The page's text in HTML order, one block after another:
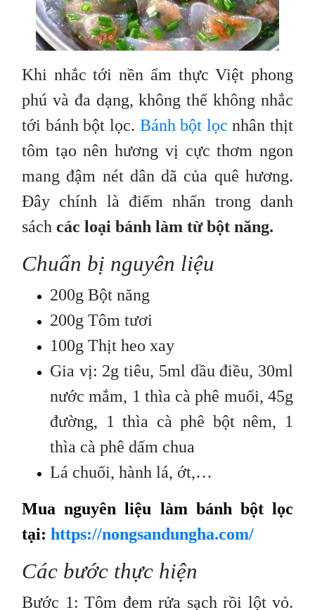
Khi nhắc tới nền ẩm thực Việt phong
phú và đa dạng, không thể không nhắc
tới bánh bột lọc. Bánh bột lọc nhân thịt
tôm tạo nên hương vị cực thơm ngon
mang đậm nét dân dã của quê hương.
Đây chính là điểm nhấn trong danh
sách các loại bánh làm từ bột năng.
Chuẩn bị nguyên liệu
200g Bột năng
200g Tôm tươi
100g Thịt heo xay
Gia vị: 2g tiêu, 5ml dầu điều, 30ml
nước mắm, 1 thìa cà phê muối, 45g
đường, 1 thìa cà phê bột nêm, 1
thìa cà phê dấm chua
Lá chuối, hành lá, ớt,…
Mua nguyên liệu làm bánh bột lọc
tại: https://nongsandungha.com/
Các bước thực hiện
Bước 1: Tôm đem rửa sạch rồi lột vỏ.